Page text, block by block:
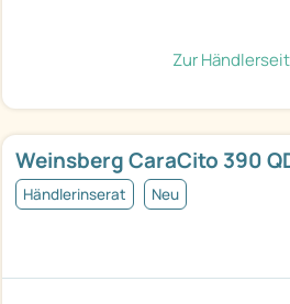
Zur
Weinsberg CaraCito 390
Händlerinserat Neu